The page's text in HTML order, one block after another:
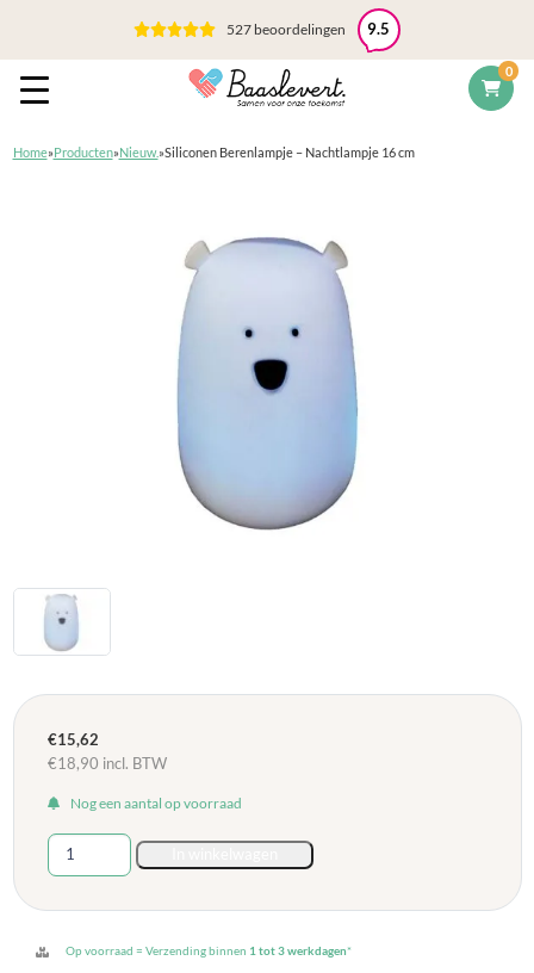
0
527 beoordelingen 9.5
Home»Producten»Nieuw.»Siliconen Berenlampje – Nachtlampje 16 cm
€15,62
€18,90 incl. BTW
Nog een aantal op voorraad
Siliconen
Berenlampje
Nachtlampje
cm
Op voorraad = Verzending binnen 1 tot 3 werkdagen*